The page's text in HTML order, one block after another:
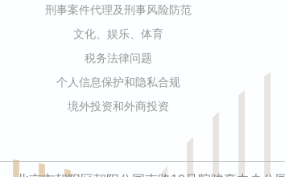
刑事案件代理及刑事风险防范
文化、娱乐、体育
税务法律问题
个人信息保护和隐私合规
境外投资和外商投资